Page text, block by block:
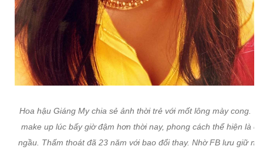
Hoa hậu Giáng My chia sẻ ảnh thời trẻ với mốt lông mày cong.
make up lúc bấy giờ đậm hơn thời nay, phong cách thể hiện là
ngầu. Thấm thoát đã 23 năm với bao đổi thay. Nhờ FB lưu giữ